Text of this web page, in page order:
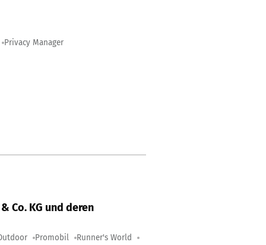
Privacy Manager
Co. KG und deren
Promobil Runner's World